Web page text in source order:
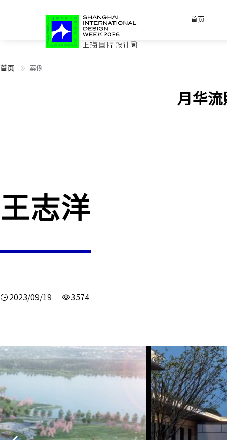
首页
首页 案例
月华
王志洋
2023/09/19 3574